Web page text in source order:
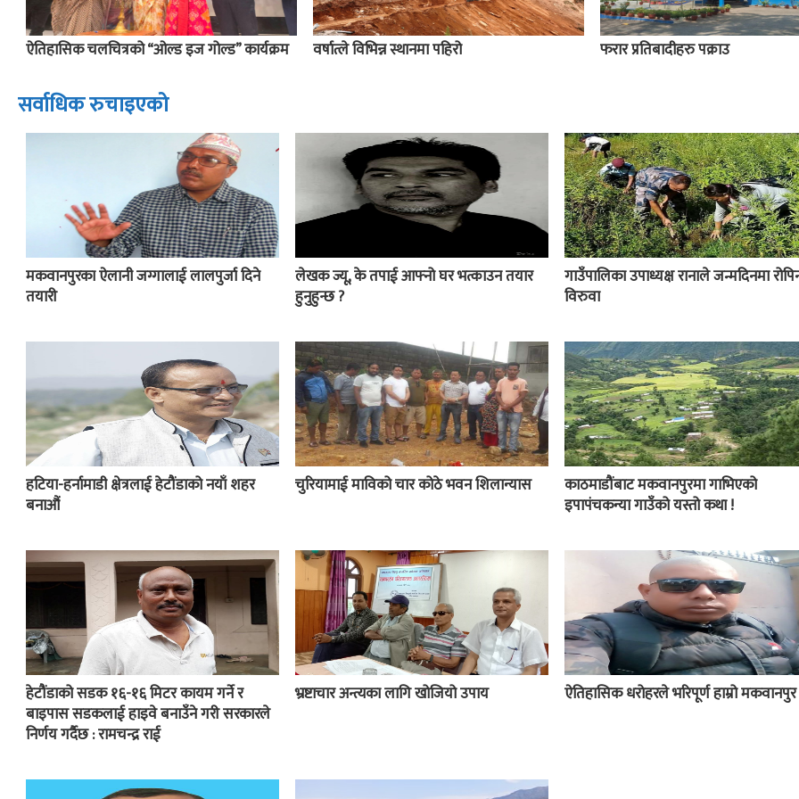
ऐतिहासिक चलचित्रको “ओल्ड इज गोल्ड” कार्यक्रम वर्षात्ले विभिन्न स्थानमा पहिरो फरार प्रतिबादीहरु पक्राउ
सर्वाधिक रुचाइएको
मकवानपुरका ऐलानी जग्गालाई लालपुर्जा दिने
तयारी
लेखक ज्यू, के तपाई आफ्नो घर भत्काउन तयार
हुनुहुन्छ ?
गाउँपालिका उपाध्यक्ष रानाले जन्मदिनमा
विरुवा
हटिया-हर्नामाडी क्षेत्रलाई हेटौंडाको नयाँ शहर
बनाऔं
चुरियामाई माविको चार कोठे भवन शिलान्यास
काठमाडौंबाट मकवानपुरमा गाभिएको
इपापंचकन्या गाउँको यस्तो कथा !
हेटौंडाको सडक १६-१६ मिटर कायम गर्ने र
बाइपास सडकलाई हाइवे बनाउँने गरी सरकारले
निर्णय गर्दैछ : रामचन्द्र राई
भ्रष्टाचार अन्त्यका लागि खोजियो उपाय ऐतिहासिक धरोहरले भरिपूर्ण हाम्रो मकवानपुर